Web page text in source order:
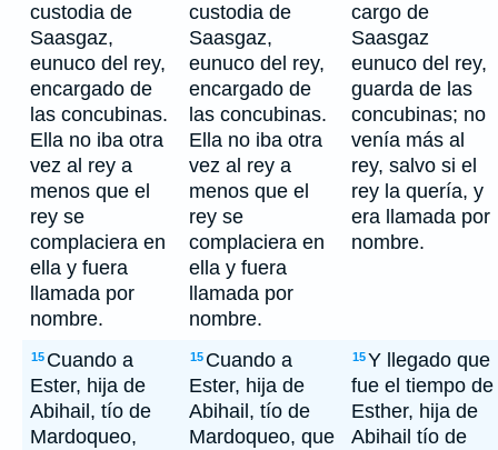
custodia de
Saasgaz,
eunuco del rey,
encargado de
las concubinas.
Ella no iba otra
vez al rey a
menos que el
rey se
complaciera en
ella y fuera
llamada por
nombre.
custodia de
Saasgaz,
eunuco del rey,
encargado de
las concubinas.
Ella no iba otra
vez al rey a
menos que el
rey se
complaciera en
ella y fuera
llamada por
nombre.
cargo de
Saasgaz
eunuco del rey,
guarda de las
concubinas; no
venía más al
rey, salvo si el
rey la quería, y
era llamada por
nombre.
15 Cuando a
Ester, hija de
Abihail, tío de
Mardoqueo,
15 Cuando a
Ester, hija de
Abihail, tío de
Mardoqueo, que
15Y llegado que
fue el tiempo de
Esther, hija de
Abihail tío de